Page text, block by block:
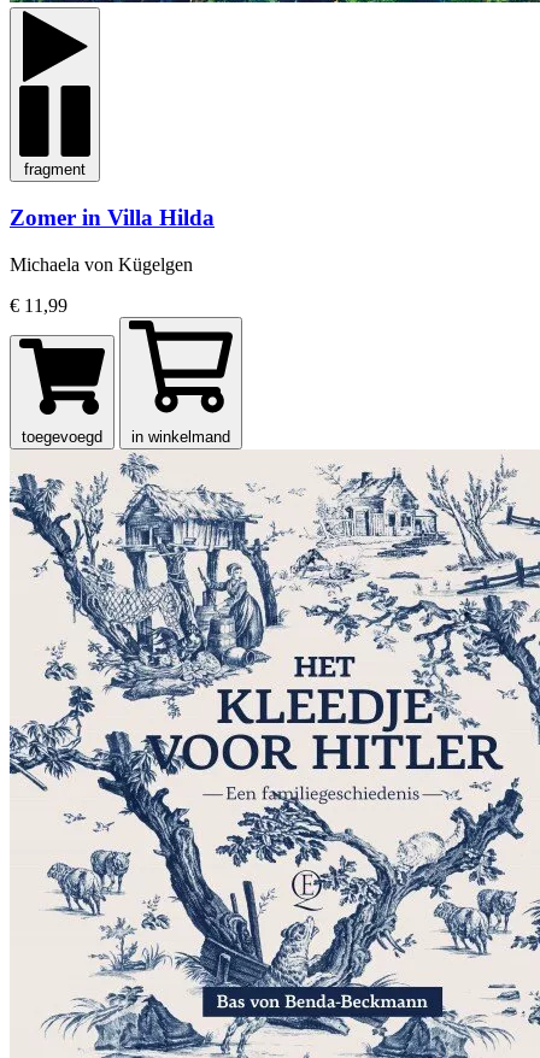
fragment
Zomer in Villa Hilda
Michaela von Kügelgen
€ 11,99
toegevoegd in winkelmand